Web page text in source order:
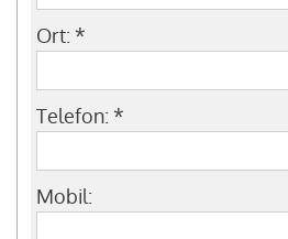
Ort: *
Telefon: *
Mobil: